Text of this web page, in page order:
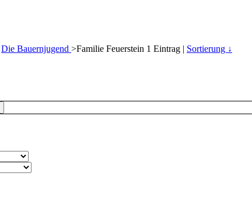
Die Bauernjugend >Familie Feuerstein 1 Eintrag | Sortierung ↓